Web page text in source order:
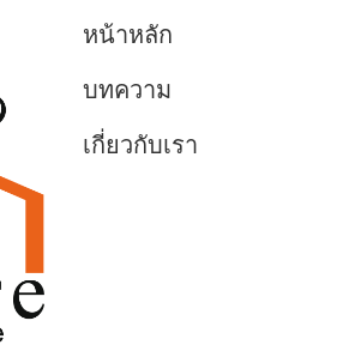
หน้าหลัก
บทความ
เกี่ยวกับเรา